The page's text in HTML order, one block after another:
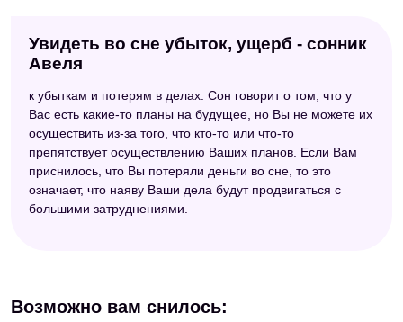
Увидеть во сне убыток, ущерб - сонник
Авеля
к убыткам и потерям в делах. Сон говорит о том, что у
Вас есть какие-то планы на будущее, но Вы не можете их
осуществить из-за того, что кто-то или что-то
препятствует осуществлению Ваших планов. Если Вам
приснилось, что Вы потеряли деньги во сне, то это
означает, что наяву Ваши дела будут продвигаться с
большими затруднениями.
Возможно вам снилось: